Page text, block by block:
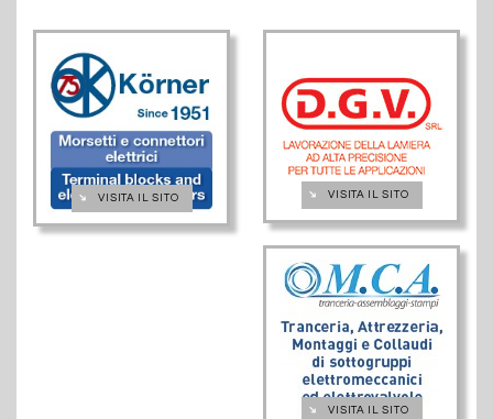
➔ VISITA IL SITO ➔ VISITA IL SITO
➔ VISITA IL SITO